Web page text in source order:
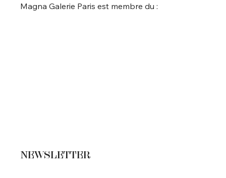
Magna Galerie Paris est membre du :
NEWSLETTER